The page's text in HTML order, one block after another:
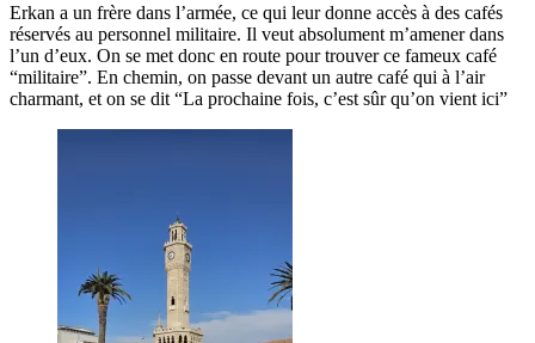
Erkan a un frère dans l’armée, ce qui leur donne accès à des cafés
réservés au personnel militaire. Il veut absolument m’amener dans
l’un d’eux. On se met donc en route pour trouver ce fameux café
“militaire”. En chemin, on passe devant un autre café qui à l’air
charmant, et on se dit “La prochaine fois, c’est sûr qu’on vient ici”